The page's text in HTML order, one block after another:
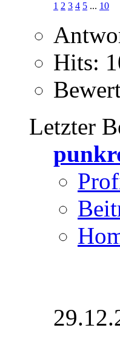
1 2 3 4 5 ... 10
Hits:
Letzter